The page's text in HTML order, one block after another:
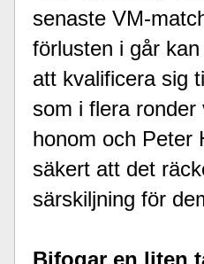
senaste VM-
förlusten i går
att kvalificera sig
som i flera
honom och Peter
säkert att det
särskiljning för
Bifogar en liten